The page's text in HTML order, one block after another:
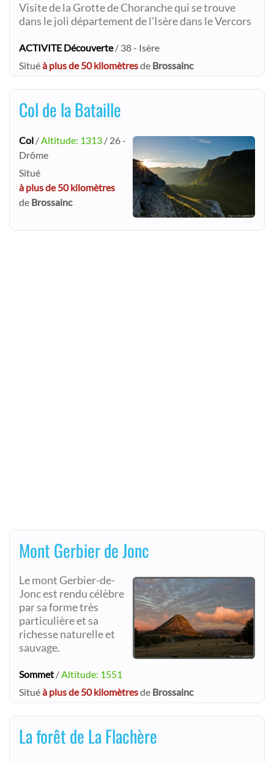
Visite de la Grotte de Choranche qui se trouve
dans le joli département de l'Isère dans le Vercors
ACTIVITE Découverte/ 38 - Isère
Situéà plus de 50 kilomètresde Brossainc
Col de la Bataille
Col /Altitude: 1313 / 26 -
Drôme
Situé
à plus de 50 kilomètres
de Brossainc
Mont Gerbier de Jonc
Le mont Gerbier-de-
Jonc est rendu célèbre
par sa forme très
particulière et sa
richesse naturelle et
sauvage.
Sommet / Altitude: 1551
Situéà plus de 50 kilomètresde Brossainc
La forêt de La Flachère